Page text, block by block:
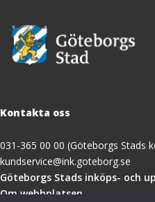
Kontakta oss
031-365 00 00 (Göteborgs Stads
kundservice@ink.goteborg.se
Göteborgs Stads inköps- och
Om webbplatsen